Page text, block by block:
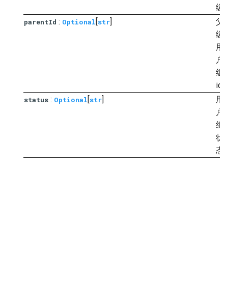
级
parentId : Optional[str]
父
级
用
户
组
id
status : Optional[str]
用
户
组
状
态